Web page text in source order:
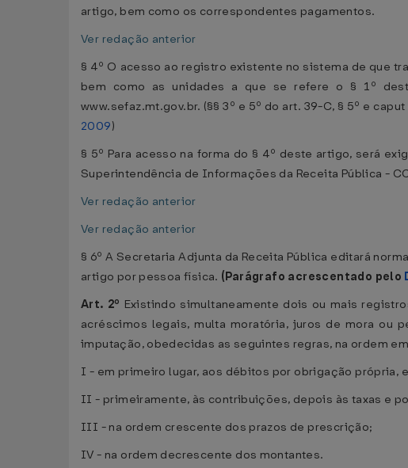
artigo, bem como os correspondentes pagamentos.
Ver redação anterior
§ 4º O acesso ao registro existente no sistema de que
bem como as unidades a que se refere o § 1º
www.sefaz.mt.gov.br. (§§ 3º e 5º do art. 39-C, § 5º e
2009)
§ 5º Para acesso na forma do § 4º deste artigo, será
Superintendência de Informações da Receita Pública -
Ver redação anterior
Ver redação anterior
§ 6º A Secretaria Adjunta da Receita Pública editará
artigo por pessoa física. (Parágrafo acrescentado pelo
Art. 2º Existindo simultaneamente dois ou mais
acréscimos legais, multa moratória, juros de mora ou
imputação, obedecidas as seguintes regras, na ordem
I - em primeiro lugar, aos débitos por obrigação
II - primeiramente, às contribuições, depois às taxas e
III - na ordem crescente dos prazos de prescrição;
IV - na ordem decrescente dos montantes.